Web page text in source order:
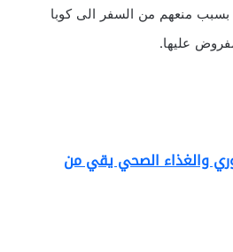
منعهم من السفر الى كوبا
عليها.
والغذاء الصحي يقي من